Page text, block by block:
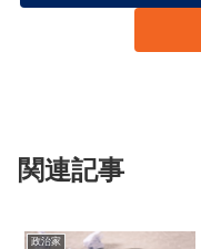
関連記事
政治家